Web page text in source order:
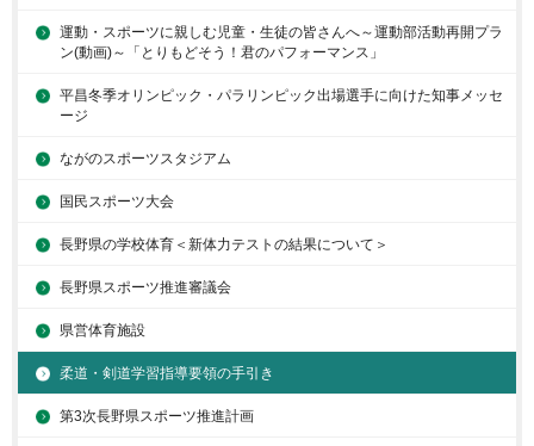
運動・スポーツに親しむ児童・生徒の皆さんへ～運動部活動再開プラ
ン(動画)～「とりもどそう！君のパフォーマンス」
平昌冬季オリンピック・パラリンピック出場選手に向けた知事メッセ
ージ
ながのスポーツスタジアム
国民スポーツ大会
長野県の学校体育＜新体力テストの結果について＞
長野県スポーツ推進審議会
県営体育施設
柔道・剣道学習指導要領の手引き
第3次長野県スポーツ推進計画